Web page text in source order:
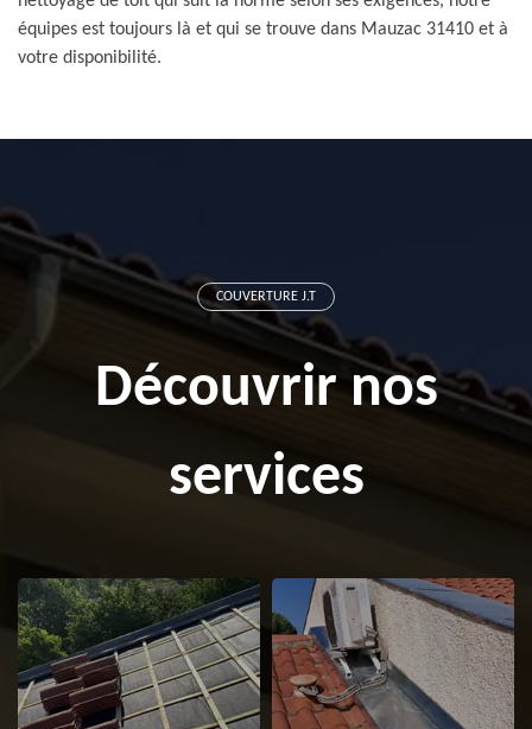
équipes est toujours là et qui se trouve dans Mauzac 31410 et à
votre disponibilité.
COUVERTURE J.T
Découvrir nos
services